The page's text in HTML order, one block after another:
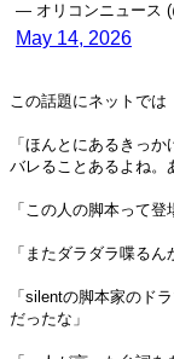
— オリコンニュース
May 14, 2026
この話題にネットでは
「ほんとにあるきっ
バレることあるよね。
「この人の脚本って
「またダラダラ喋るん
「silentの脚本家のド
だったな」